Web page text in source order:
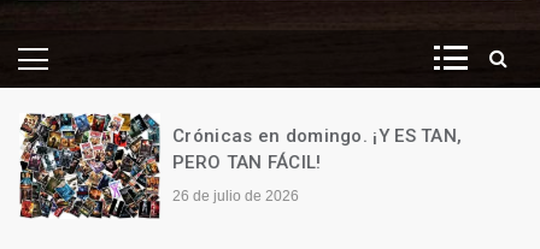
Crónicas en domingo. ¡Y ES TAN,
PERO TAN FÁCIL!
26 de julio de 2026